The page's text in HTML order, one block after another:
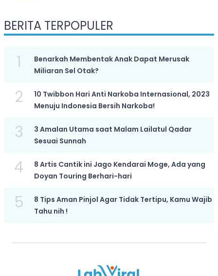
BERITA TERPOPULER
1
Benarkah Membentak Anak Dapat Merusak
Miliaran Sel Otak?
2
10 Twibbon Hari Anti Narkoba Internasional, 2023
Menuju Indonesia Bersih Narkoba!
3
3 Amalan Utama saat Malam Lailatul Qadar
Sesuai Sunnah
4
8 Artis Cantik ini Jago Kendarai Moge, Ada yang
Doyan Touring Berhari-hari
5
8 Tips Aman Pinjol Agar Tidak Tertipu, Kamu Wajib
Tahu nih !